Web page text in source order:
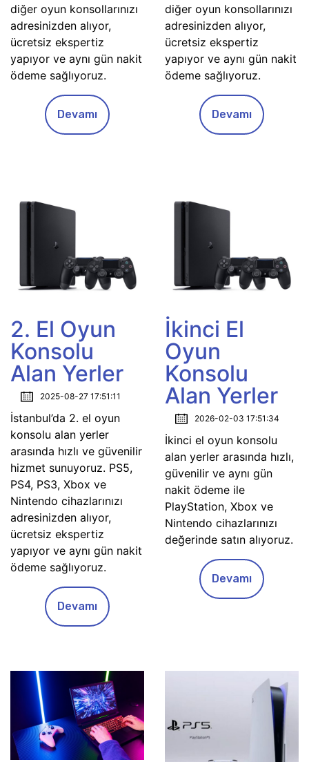
diğer oyun konsollarınızı
adresinizden alıyor,
ücretsiz ekspertiz
yapıyor ve aynı gün nakit
ödeme sağlıyoruz.
Devamı
diğer oyun konsollarınızı
adresinizden alıyor,
ücretsiz ekspertiz
yapıyor ve aynı gün nakit
ödeme sağlıyoruz.
Devamı
2. El Oyun
Konsolu
Alan Yerler
2025-08-27 17:51:11
İstanbul’da 2. el oyun
konsolu alan yerler
arasında hızlı ve güvenilir
hizmet sunuyoruz. PS5,
PS4, PS3, Xbox ve
Nintendo cihazlarınızı
adresinizden alıyor,
ücretsiz ekspertiz
yapıyor ve aynı gün nakit
ödeme sağlıyoruz.
Devamı
İkinci El
Oyun
Konsolu
Alan Yerler
2026-02-03 17:51:34
İkinci el oyun konsolu
alan yerler arasında hızlı,
güvenilir ve aynı gün
nakit ödeme ile
PlayStation, Xbox ve
Nintendo cihazlarınızı
değerinde satın alıyoruz.
Devamı